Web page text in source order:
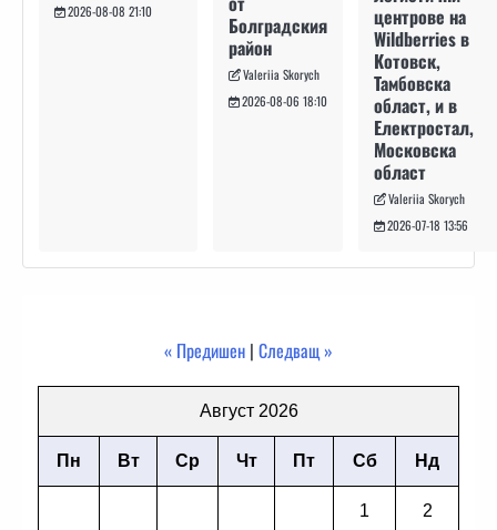
2026-08-08 21:10
Болградския
район
Valeriia Skorych
2026-08-06 18:10
центрове на
Wildberries в
Котовск,
Тамбовска
област, и в
Електростал,
Московска
област
Valeriia Skorych
2026-07-18 13:56
« Предишен | Следващ »
Август 2026
Пн Вт Ср Чт Пт Сб Нд
1 2